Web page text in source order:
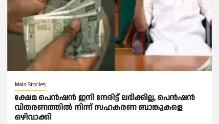
Main Stories
ക്ഷേമ പെൻഷൻ ഇനി നേരിട്ട് ലഭിക്കില്ല, പെൻഷൻ
വിതരണത്തില്‍ നിന്ന് സഹകരണ ബാങ്കുകളെ
ഒഴിവാക്കി